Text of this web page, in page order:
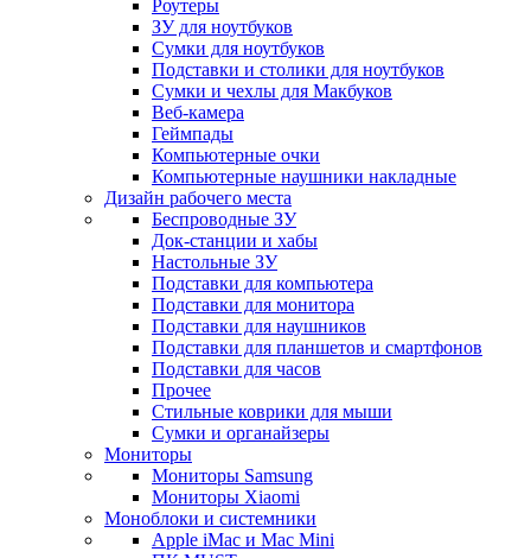
Роутеры
ЗУ для ноутбуков
Сумки для ноутбуков
Подставки и столики для ноутбуков
Сумки и чехлы для Макбуков
Веб-камера
Геймпады
Компьютерные очки
Компьютерные наушники накладные
Дизайн рабочего места
Беспроводные ЗУ
Док-станции и хабы
Настольные ЗУ
Подставки для компьютера
Подставки для монитора
Подставки для наушников
Подставки для планшетов и смартфонов
Подставки для часов
Прочее
Стильные коврики для мыши
Сумки и органайзеры
Мониторы
Мониторы Samsung
Мониторы Xiaomi
Моноблоки и системники
Apple iMac и Mac Mini